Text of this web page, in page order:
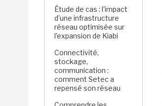
Étude de cas : l'impact
d'une infrastructure
réseau optimisée sur
l'expansion de Kiabi
Connectivité,
stockage,
communication :
comment Setec a
repensé son réseau